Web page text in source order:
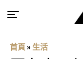
首頁 » 生活